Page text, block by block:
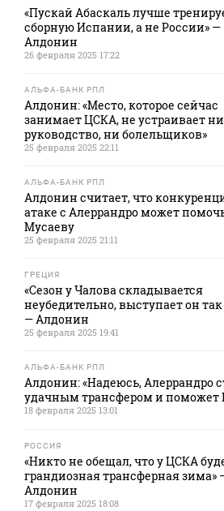
«Пускай Абаскаль лучше
сборную Испании, а не России» —
Алдонин
26 февраля 2025 17:22
АЛЬФА-БАНК РПЛ
Алдонин: «Место, которое сейчас
занимает ЦСКА, не устраивает ни
руководство, ни болельщиков»
25 февраля 2025 22:11
АЛЬФА-БАНК РПЛ
Алдонин считает, что
атаке с Алеррандро может
Мусаеву
25 февраля 2025 21:11
ГРЕЦИЯ
«Сезон у Чалова складывается
неубедительно, выступает он так
— Алдонин
25 февраля 2025 19:41
АЛЬФА-БАНК РПЛ
Алдонин: «Надеюсь, Алеррандро
удачным трансфером и поможет
18 февраля 2025 13:01
РОССИЯ
«Никто не обещал, что у ЦСКА
грандиозная трансферная зима»
Алдонин
17 февраля 2025 18:08